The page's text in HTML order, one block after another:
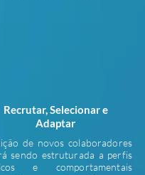
Recrutar, Selecionar e
Adaptar
de novos colaboradores
sendo estruturada a perfis
e comportamentais